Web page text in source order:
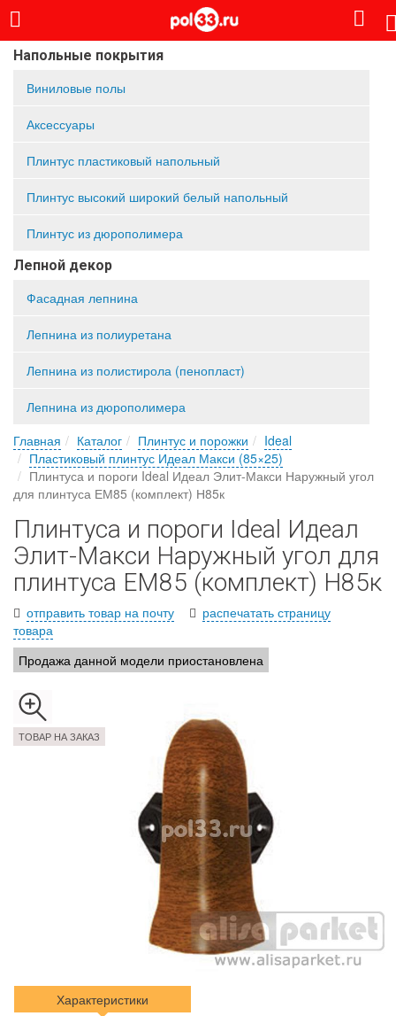
Напольные покрытия
Виниловые полы
Аксессуары
Плинтус пластиковый напольный
Плинтус высокий широкий белый напольный
Плинтус из дюрополимера
Лепной декор
Фасадная лепнина
Лепнина из полиуретана
Лепнина из полистирола (пенопласт)
Лепнина из дюрополимера
Главная
Каталог Плинтус и порожки
Ideal
Пластиковый плинтус Идеал Макси (85×25)
Плинтуса и пороги Ideal Идеал Элит-Макси Наружный угол
для плинтуса ЕМ85 (комплект) Н85к
Плинтуса и пороги Ideal Идеал
Элит-Макси Наружный угол для
плинтуса ЕМ85 (комплект) Н85к
отправить товар на почту
распечатать страницу
товара
Продажа данной модели приостановлена
ТОВАР НА ЗАКАЗ
Характеристики